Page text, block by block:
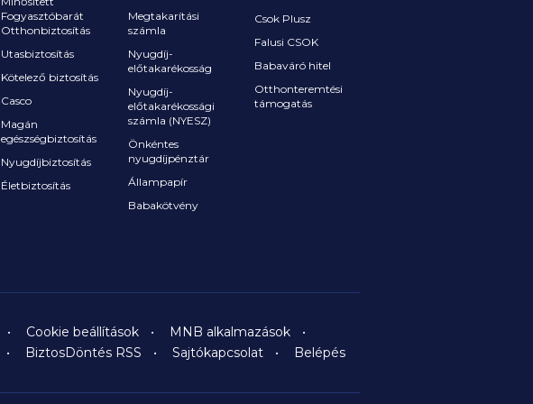
Fogyasztóbarát
Otthonbiztosítás
Utasbiztosítás
Kötelező biztosítás
Casco
Magán
egészségbiztosítás
Nyugdíjbiztosítás
Életbiztosítás
Megtakarítási
számla
Nyugdíj-
előtakarékosság
Nyugdíj-
előtakarékossági
számla (NYESZ)
Önkéntes
nyugdíjpénztár
Állampapír
Babakötvény
Csok Plusz
Falusi CSOK
Babaváró hitel
Otthonteremtési
támogatás
Cookie beállítások
MNB alkalmazások
BiztosDöntés RSS Sajtókapcsolat Belépés